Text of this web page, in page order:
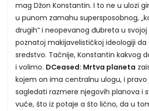
mag Džon Konstantin. I to ne u ulozi
u punom zamahu supersposobnog,
drugih“ i neopevanog đubreta u
poznatoj makijavelističkoj ideologiji
sredstvo. Tačnije, Konstantin kakvog
i volimo. DCeased: Mrtva planeta
kojem on ima centralnu ulogu, i pravo
sagledati razmere njegovih planova i
vuče, što iz potaje a što lično, da u